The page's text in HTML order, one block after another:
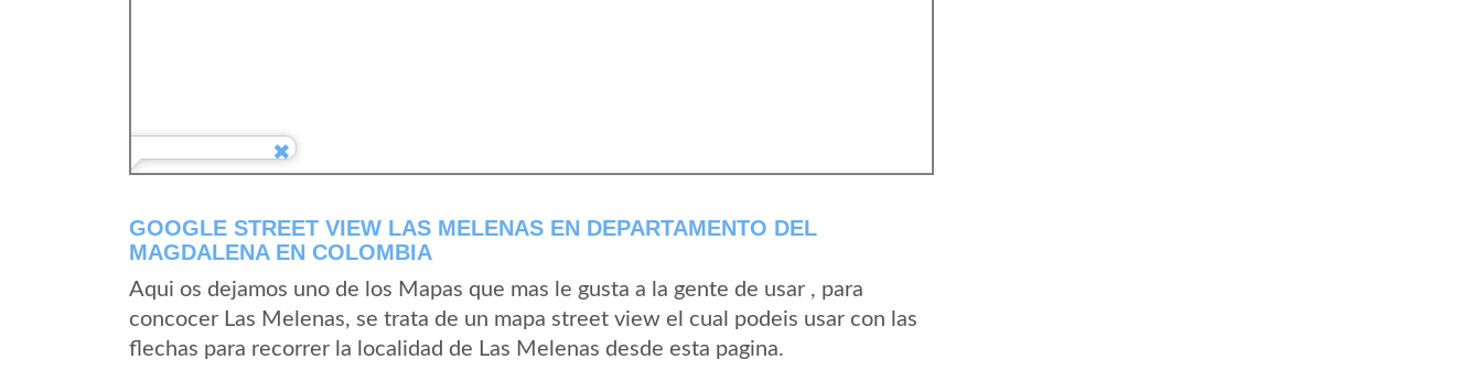
GOOGLE STREET VIEW LAS MELENAS EN DEPARTAMENTO DEL
MAGDALENA EN COLOMBIA
Aqui os dejamos uno de los Mapas que mas le gusta a la gente de usar , para
concocer Las Melenas, se trata de un mapa street view el cual podeis usar con las
flechas para recorrer la localidad de Las Melenas desde esta pagina.